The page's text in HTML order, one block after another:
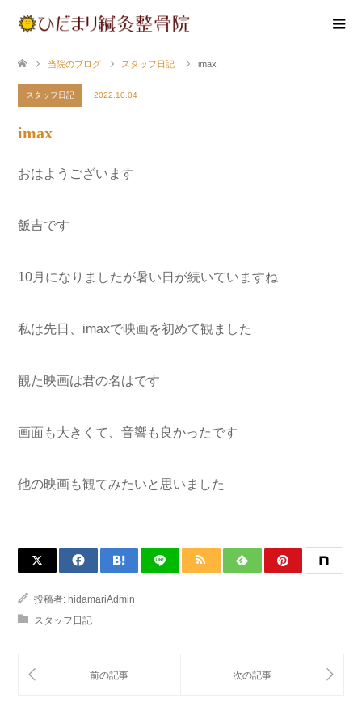
当院のブログ スタッフ日記 imax
スタッフ日記 2022.10.04
imax
おはようございます
飯吉です
10月になりましたが暑い日が続いていますね
私は先日、imaxで映画を初めて観ました
観た映画は君の名はです
画面も大きくて、音響も良かったです
他の映画も観てみたいと思いました
投稿者: hidamariAdmin
スタッフ日記